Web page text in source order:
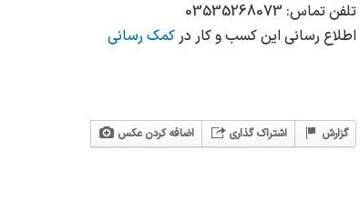
تلفن تماس: 03535268073
اطلاع رسانی این کسب و کار درکمک رسانی
اضافه کردن عکس اشتراک گذاری گزارش